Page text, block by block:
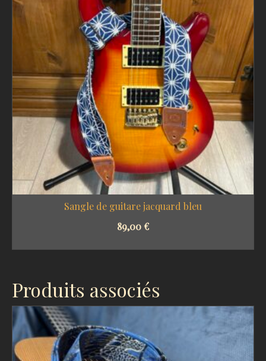
Sangle de guitare jacquard bleu
89,00 €
Produits associés